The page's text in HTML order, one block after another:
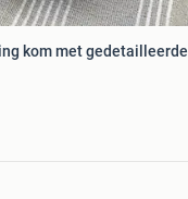
kom met gedetailleerde